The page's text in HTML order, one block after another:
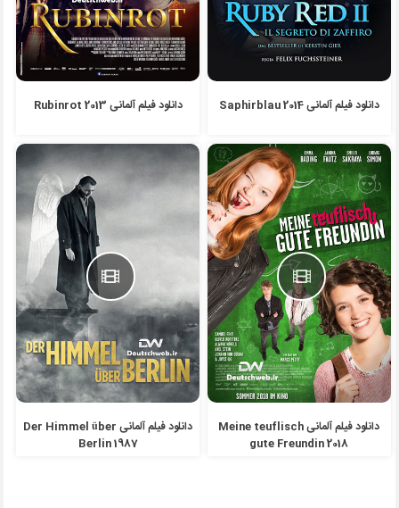
دانلود فیلم آلمانی Saphirblau 2014 دانلود فیلم آلمانی Rubinrot 2013
دانلود فیلم آلمانی Meine teuflisch
gute Freundin 2018
دانلود فیلم آلمانی Der Himmel über
Berlin 1987